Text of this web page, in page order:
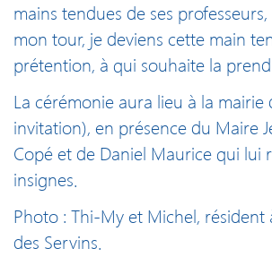
mains tendues de ses
mon tour, je deviens cette main
prétention, à qui souhaite la
La cérémonie aura lieu à la mairie
invitation), en présence du Maire
Copé et de Daniel Maurice qui lui
insignes.
Photo : Thi-My et Michel, résident
des Servins.